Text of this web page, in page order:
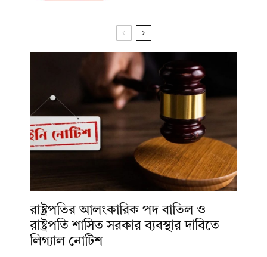
রাষ্ট্রপতির আলংকারিক পদ বাতিল ও
রাষ্ট্রপতি শাসিত সরকার ব্যবস্থার দাবিতে
লিগ্যাল নোটিশ